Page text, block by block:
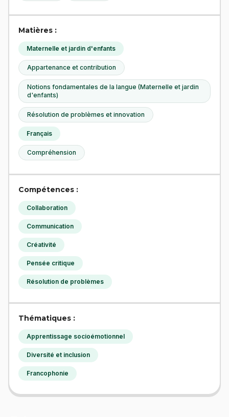
Matières :
Maternelle et jardin d'enfants
Appartenance et contribution
Notions fondamentales de la langue (Maternelle et jardin
d'enfants)
Résolution de problèmes et innovation
Français
Compréhension
Compétences :
Collaboration
Communication
Créativité
Pensée critique
Résolution de problèmes
Thématiques :
Apprentissage socioémotionnel
Diversité et inclusion
Francophonie